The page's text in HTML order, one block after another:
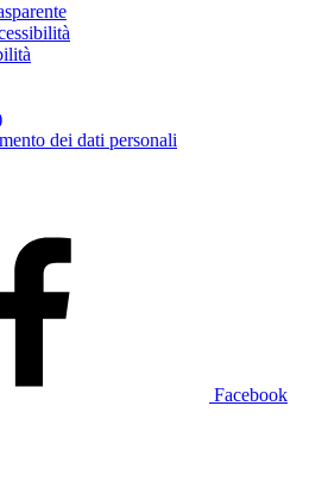
dei dati personali
Facebook